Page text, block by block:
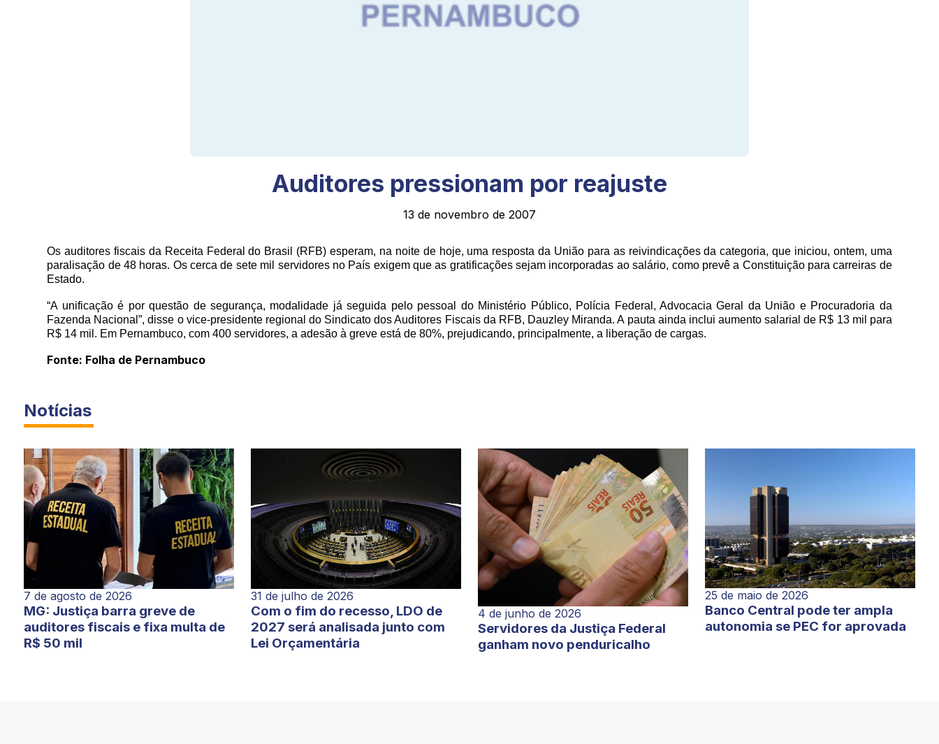
Auditores pressionam por reajuste
13 de novembro de 2007
Os auditores fiscais da Receita Federal do Brasil (RFB) esperam, na noite de hoje, uma resposta da União para as reivindicações da categoria, que iniciou, ontem, uma
paralisação de 48 horas. Os cerca de sete mil servidores no País exigem que as gratificações sejam incorporadas ao salário, como prevê a Constituição para carreiras de
Estado.
“A unificação é por questão de segurança, modalidade já seguida pelo pessoal do Ministério Público, Polícia Federal, Advocacia Geral da União e Procuradoria da
Fazenda Nacional”, disse o vice-presidente regional do Sindicato dos Auditores Fiscais da RFB, Dauzley Miranda. A pauta ainda inclui aumento salarial de R$ 13 mil para
R$ 14 mil. Em Pernambuco, com 400 servidores, a adesão à greve está de 80%, prejudicando, principalmente, a liberação de cargas.
Fonte: Folha de Pernambuco
Notícias
7 de agosto de 2026
MG: Justiça barra greve de
auditores fiscais e fixa multa de
R$ 50 mil
31 de julho de 2026
Com o fim do recesso, LDO de
2027 será analisada junto com
Lei Orçamentária
4 de junho de 2026
Servidores da Justiça Federal
ganham novo penduricalho
25 de maio de 2026
Banco Central pode ter ampla
autonomia se PEC for aprovada